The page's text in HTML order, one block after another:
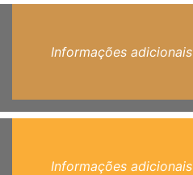
Informações adicionais
Informações adicionais